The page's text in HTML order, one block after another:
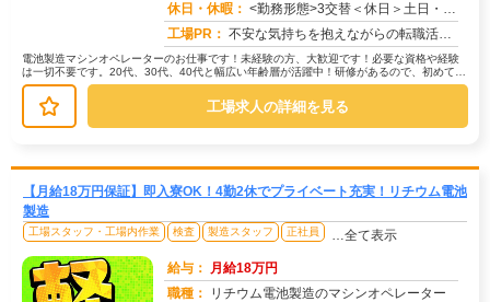
休日・休暇： <勤務形態>3交替＜休日＞土日・GW・夏季年末年始
工場PR： 不安な気持ちを抱えながらの転職活動…そんなあなたを、株式会社京栄センターがサポートします！→ 経験・資格は一切不問...
電池製造マシンオペレーターのお仕事です！未経験の方、大歓迎です！必要な資格や経験
は一切不要です。20代、30代、40代と幅広い年齢層が活躍中！研修があるので、初めての
方でも安心してスタートできま...
工場求人の詳細を見る
【月給18万円保証】即入寮OK！4勤2休でプライベート充実！リチウム電池
製造
工場スタッフ・工場内作業 検査 製造スタッフ 正社員 …全て表示
給与： 月給18万円
職種：
リチウム電池製造のマシンオペレーター